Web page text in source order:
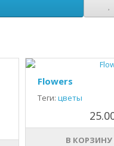
Flowers
Теги: цветы
В КОРЗИНУ